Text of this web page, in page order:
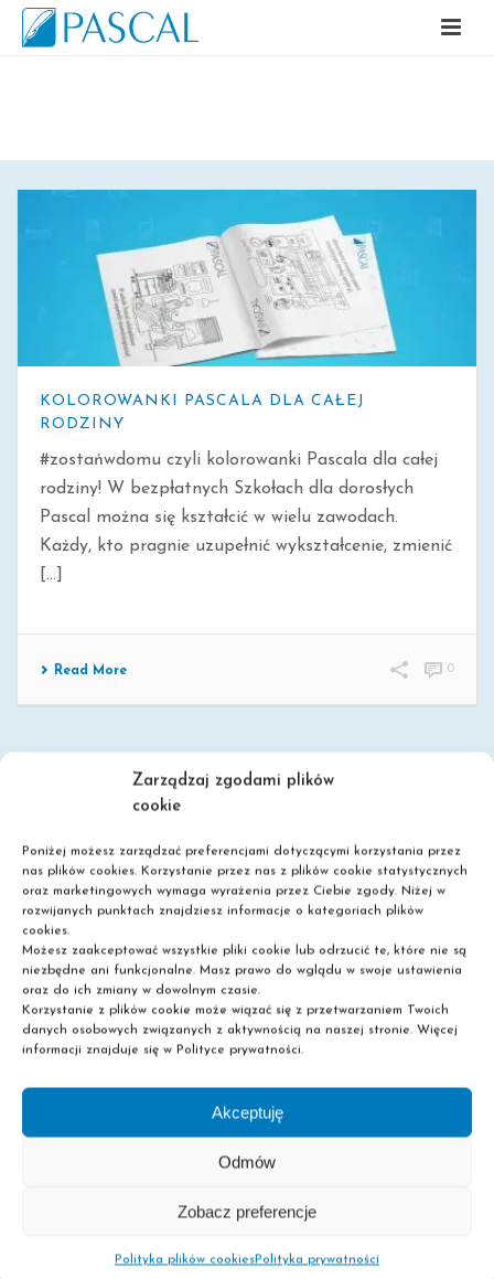
Zarządzaj zgodami plików
cookie
Poniżej możesz zarządzać preferencjami dotyczącymi korzystania przez
nas plików cookies. Korzystanie przez nas z plików cookie statystycznych
oraz marketingowych wymaga wyrażenia przez Ciebie zgody. Niżej w
rozwijanych punktach znajdziesz informacje o kategoriach plików
cookies.
Możesz zaakceptować wszystkie pliki cookie lub odrzucić te, które nie są
niezbędne ani funkcjonalne. Masz prawo do wglądu w swoje ustawienia
oraz do ich zmiany w dowolnym czasie.
Korzystanie z plików cookie może wiązać się z przetwarzaniem Twoich
danych osobowych związanych z aktywnością na naszej stronie. Więcej
informacji znajduje się w Polityce prywatności.
Akceptuję
Odmów
Zobacz preferencje
Polityka plików cookiesPolityka prywatności
KOLOROWANKI PASCALA DLA CAŁEJ
RODZINY
#zostańwdomu czyli kolorowanki Pascala dla całej
rodziny! W bezpłatnych Szkołach dla dorosłych
Pascal można się kształcić w wielu zawodach.
Każdy, kto pragnie uzupełnić wykształcenie, zmienić
[...]
Read More 0
Szkoła policealna
Liceum dla dorosłych
Nie wymagamy matury!
Informacje